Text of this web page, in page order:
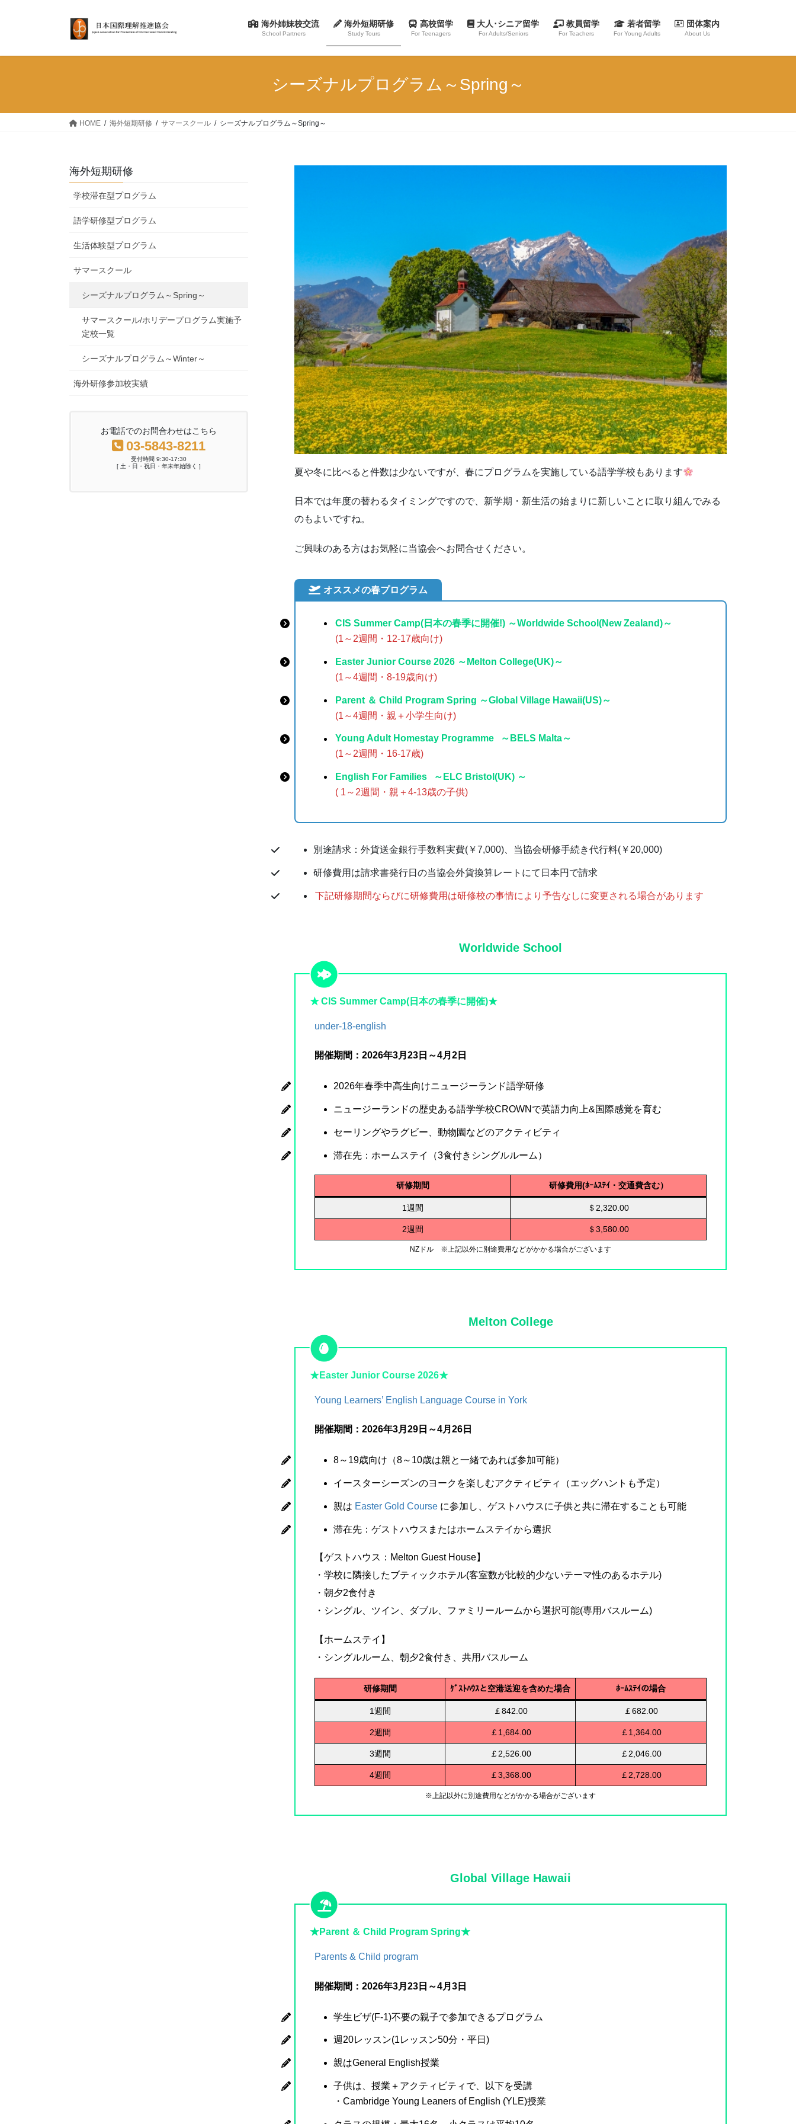
海外姉妹校交流
School Partners
海外短期研修
Study Tours
高校留学
For Teenagers
大人･シニア留学
For Adults/Seniors
教員留学
For Teachers
若者留学
For Young Adults
団体案内
About Us
シーズナルプログラム～Spring～
HOME 海外短期研修 サマースクール シーズナルプログラム～Spring～
夏や冬に比べると件数は少ないですが、春にプログラムを実施している語学学校もあります
日本では年度の替わるタイミングですので、新学期・新生活の始まりに新しいことに取り組んでみる
のもよいですね。
ご興味のある方はお気軽に当協会へお問合せください。
オススメの春プログラム
CIS Summer Camp(日本の春季に開催!) ～Worldwide School(New Zealand)～
(1～2週間・12-17歳向け)
Easter Junior Course 2026 ～Melton College(UK)～
(1～4週間・8-19歳向け)
Parent ＆ Child Program Spring ～Global Village Hawaii(US)～
(1～4週間・親＋小学生向け)
Young Adult Homestay Programme
～BELS Malta～
(1～2週間・16-17歳)
English For Families
～ELC Bristol(UK) ～
( 1～2週間・親＋4-13歳の子供)
別途請求：外貨送金銀行手数料実費(￥7,000)、当協会研修手続き代行料(￥20,000)
研修費用は請求書発行日の当協会外貨換算レートにて日本円で請求
下記研修期間ならびに研修費用は研修校の事情により予告なしに変更される場合があります
Worldwide School
★CIS Summer Camp(日本の春季に開催)★
under-18-english
開催期間：2026年3月23日～4月2日
2026年春季中高生向けニュージーランド語学研修
ニュージーランドの歴史ある語学学校CROWNで英語力向上&国際感覚を育む
セーリングやラグビー、動物園などのアクティビティ
滞在先：ホームステイ（3食付きシングルルーム）
研修期間 研修費用(ﾎｰﾑｽﾃｲ・交通費含む）
1週間 ＄2,320.00
2週間 ＄3,580.00
NZドル ※上記以外に別途費用などがかかる場合がございます
Melton College
★Easter Junior Course 2026★
Young Learners’ English Language Course in York
開催期間：2026年3月29日～4月26日
8～19歳向け（8～10歳は親と一緒であれば参加可能）
イースターシーズンのヨークを楽しむアクティビティ（エッグハントも予定）
親は Easter Gold Course に参加し、ゲストハウスに子供と共に滞在することも可能
滞在先：ゲストハウスまたはホームステイから選択
【ゲストハウス：Melton Guest House】
・学校に隣接したブティックホテル(客室数が比較的少ないテーマ性のあるホテル)
・朝夕2食付き
・シングル、ツイン、ダブル、ファミリールームから選択可能(専用バスルーム)
【ホームステイ】
・シングルルーム、朝夕2食付き、共用バスルーム
研修期間 ｹﾞｽﾄﾊｳｽと空港送迎を含めた場合 ﾎｰﾑｽﾃｲの場合
1週間 ￡842.00 ￡682.00
2週間 ￡1,684.00 ￡1,364.00
3週間 ￡2,526.00 ￡2,046.00
4週間 ￡3,368.00 ￡2,728.00
※上記以外に別途費用などがかかる場合がございます
Global Village Hawaii
★Parent ＆ Child Program Spring★
Parents & Child program
開催期間：2026年3月23日～4月3日
学生ビザ(F-1)不要の親子で参加できるプログラム
週20レッスン(1レッスン50分・平日)
親はGeneral English授業
子供は、授業＋アクティビティで、以下を受講
・Cambridge Young Leaners of English (YLE)授業
海外短期研修
学校滞在型プログラム
語学研修型プログラム
生活体験型プログラム
サマースクール
シーズナルプログラム～Spring～
サマースクール/ホリデープログラム実施予
定校一覧
シーズナルプログラム～Winter～
海外研修参加校実績
お電話でのお問合わせはこちら
03-5843-8211
受付時間 9:30-17:30
[ 土・日・祝日・年末年始除く ]